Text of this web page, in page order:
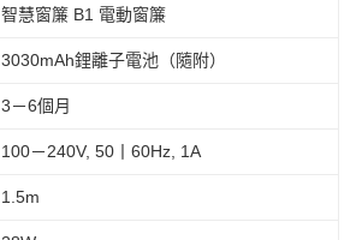
智慧窗簾 B1 電動窗簾
3030mAh鋰離子電池（隨附）
3－6個月
100－240V, 50丨60Hz, 1A
1.5m